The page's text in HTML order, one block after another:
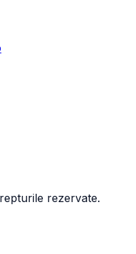
rezervate.